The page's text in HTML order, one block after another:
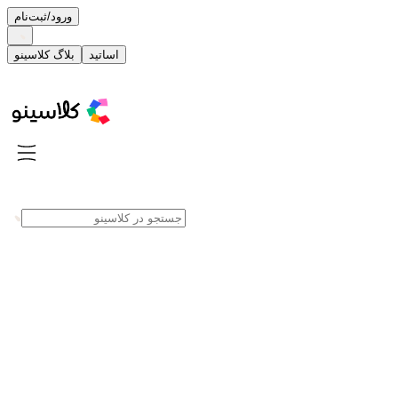
ورود/ثبت‌نام
بلاگ کلاسینو اساتید